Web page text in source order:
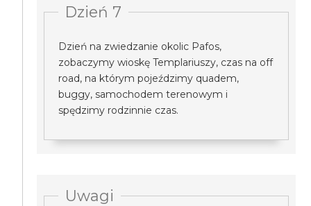
Dzień 7
Dzień na zwiedzanie okolic Pafos,
zobaczymy wioskę Templariuszy, czas na off
road, na którym pojeździmy quadem,
buggy, samochodem terenowym i
spędzimy rodzinnie czas.
Uwagi